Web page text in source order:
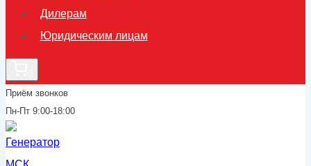
Дилерам
Юридическим лицам
Приём звонков
Пн-Пт 9:00-18:00